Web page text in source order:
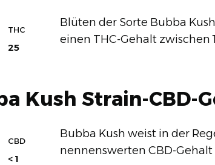
THC
25
Blüten der Sorte Bubba
einen THC-Gehalt zwischen
Kush Strain-CBD-
CBD
< 1
Bubba Kush weist in der
nennenswerten CBD-Gehalt